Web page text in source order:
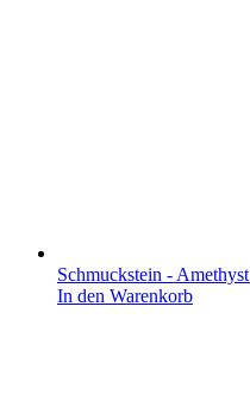
Schmuckstein - Amethyst
In den Warenkorb